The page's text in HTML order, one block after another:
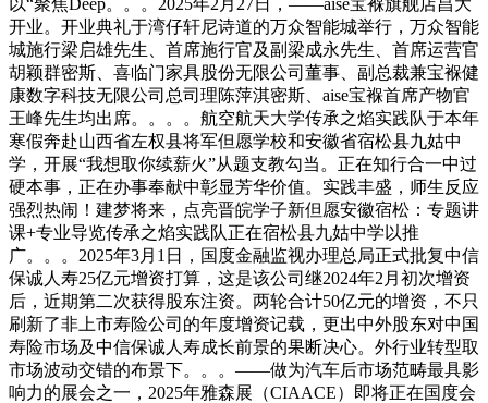
以“聚焦Deep。。。2025年2月27日，——aise宝褓旗舰店昌大
开业。开业典礼于湾仔轩尼诗道的万众智能城举行，万众智能
城施行梁启雄先生、首席施行官及副梁成永先生、首席运营官
胡颖群密斯、喜临门家具股份无限公司董事、副总裁兼宝褓健
康数字科技无限公司总司理陈萍淇密斯、aise宝褓首席产物官
王峰先生均出席。。。。航空航天大学传承之焰实践队于本年
寒假奔赴山西省左权县将军但愿学校和安徽省宿松县九姑中
学，开展“我想取你续薪火”从题支教勾当。正在知行合一中过
硬本事，正在办事奉献中彰显芳华价值。实践丰盛，师生反应
强烈热闹！建梦将来，点亮晋皖学子新但愿安徽宿松：专题讲
课+专业导览传承之焰实践队正在宿松县九姑中学以推
广。。。2025年3月1日，国度金融监视办理总局正式批复中信
保诚人寿25亿元增资打算，这是该公司继2024年2月初次增资
后，近期第二次获得股东注资。两轮合计50亿元的增资，不只
刷新了非上市寿险公司的年度增资记载，更出中外股东对中国
寿险市场及中信保诚人寿成长前景的果断决心。外行业转型取
市场波动交错的布景下。。。——做为汽车后市场范畴最具影
响力的展会之一，2025年雅森展（CIAACE）即将正在国度会